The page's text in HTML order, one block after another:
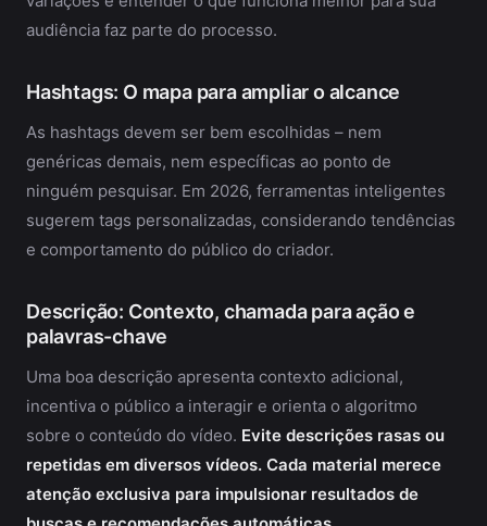
audiência faz parte do processo.
Hashtags: O mapa para ampliar o alcance
As hashtags devem ser bem escolhidas – nem
genéricas demais, nem específicas ao ponto de
ninguém pesquisar. Em 2026, ferramentas inteligentes
sugerem tags personalizadas, considerando tendências
e comportamento do público do criador.
Descrição: Contexto, chamada para ação e
palavras-chave
Uma boa descrição apresenta contexto adicional,
incentiva o público a interagir e orienta o algoritmo
sobre o conteúdo do vídeo. Evite descrições rasas ou
repetidas em diversos vídeos. Cada material merece
atenção exclusiva para impulsionar resultados de